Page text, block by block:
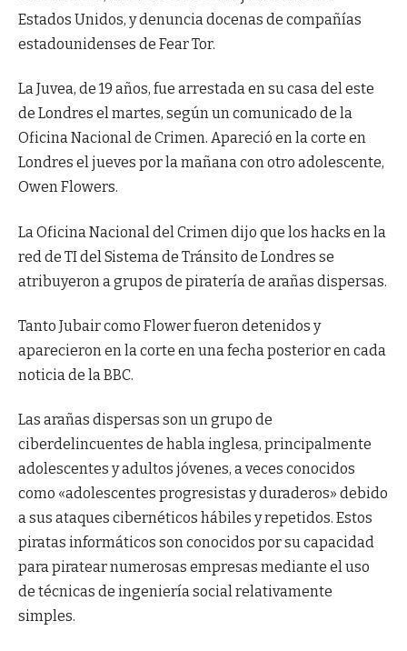
Estados Unidos, y denuncia docenas de compañías
estadounidenses de Fear Tor.
La Juvea, de 19 años, fue arrestada en su casa del este
de Londres el martes, según un comunicado de la
Oficina Nacional de Crimen. Apareció en la corte en
Londres el jueves por la mañana con otro adolescente,
Owen Flowers.
La Oficina Nacional del Crimen dijo que los hacks en la
red de TI del Sistema de Tránsito de Londres se
atribuyeron a grupos de piratería de arañas dispersas.
Tanto Jubair como Flower fueron detenidos y
aparecieron en la corte en una fecha posterior en cada
noticia de la BBC.
Las arañas dispersas son un grupo de
ciberdelincuentes de habla inglesa, principalmente
adolescentes y adultos jóvenes, a veces conocidos
como «adolescentes progresistas y duraderos» debido
a sus ataques cibernéticos hábiles y repetidos. Estos
piratas informáticos son conocidos por su capacidad
para piratear numerosas empresas mediante el uso
de técnicas de ingeniería social relativamente
simples.